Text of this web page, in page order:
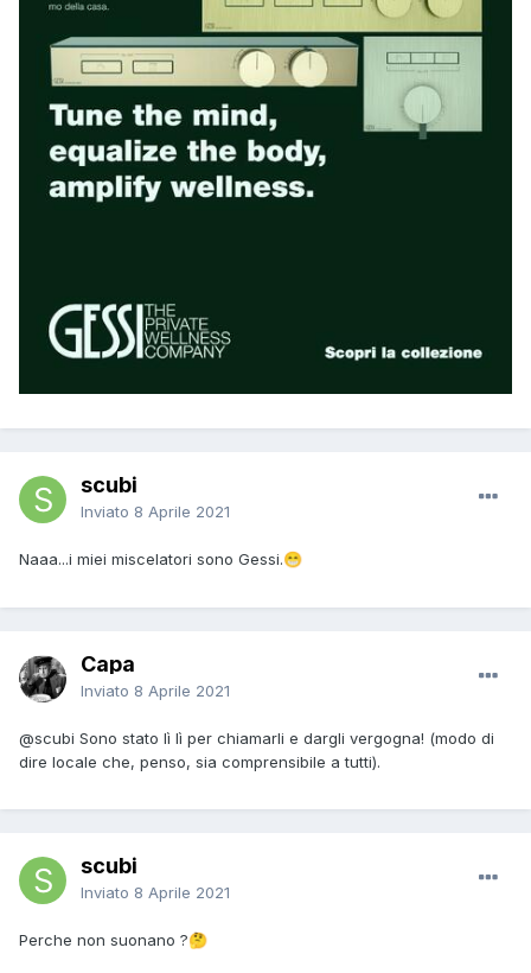
scubi
Inviato 8 Aprile 2021
Naaa...i miei miscelatori sono Gessi.😁
Capa
Inviato 8 Aprile 2021
@scubi Sono stato lì lì per chiamarli e dargli vergogna! (modo di
dire locale che, penso, sia comprensibile a tutti).
scubi
Inviato 8 Aprile 2021
Perche non suonano ?🤔